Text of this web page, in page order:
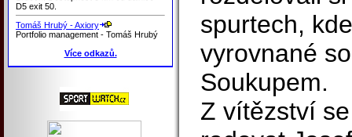
D5 exit 50.
Tomáš Hrubý - Axiory
Portfolio management - Tomáš Hrubý
Více odkazů.
spurtech,
vyrovnané
Soukupem.
Z vítězství